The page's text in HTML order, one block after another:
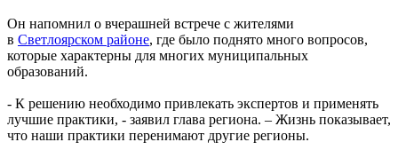
Он напомнил о вчерашней встрече с жителями
в Светлоярском районе, где было поднято много вопросов,
которые характерны для многих муниципальных
образований.
- К решению необходимо привлекать экспертов и применять
лучшие практики, - заявил глава региона. – Жизнь показывает,
что наши практики перенимают другие регионы.